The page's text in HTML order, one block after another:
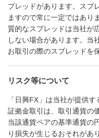
プレッドがあります。スプ
ますので常に一定ではあり
質的なスプレッドは当社が
しない場合があります。当
お取引の際のスプレッドを
リスク等について
「日興FX」は当社が提供
証拠金取引は、取引通貨の
当該通貨ペアの基準通貨の
り損失が生じるおそれがあ